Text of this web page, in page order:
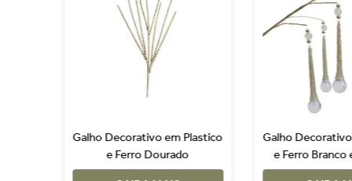
Galho Decorativo em Plastico
e Ferro Dourado
Galho
e Ferro Branco